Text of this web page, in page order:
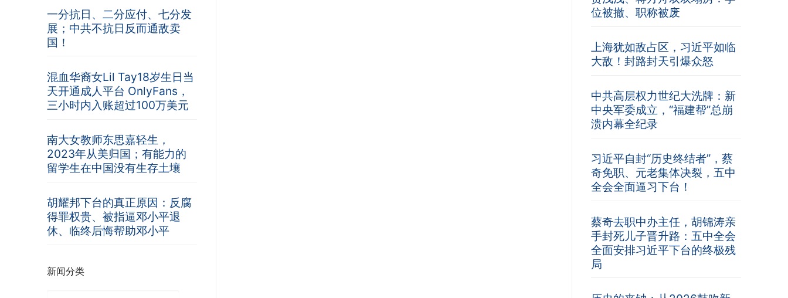
位被撤、职称被废
上海犹如敌占区，习近平如临
大敌！封路封天引爆众怒
中共高层权力世纪大洗牌：新
中央军委成立，“福建帮”总崩
溃内幕全纪录
习近平自封“历史终结者”，蔡
奇免职、元老集体决裂，五中
全会全面逼习下台！
蔡奇去职中办主任，胡锦涛亲
手封死儿子晋升路：五中全会
全面安排习近平下台的终极残
局
一分抗日、二分应付、七分发
展；中共不抗日反而通敌卖
国！
混血华裔女Lil Tay18岁生日当
天开通成人平台 OnlyFans，
三小时内入账超过100万美元
南大女教师东思嘉轻生，
2023年从美归国；有能力的
留学生在中国没有生存土壤
胡耀邦下台的真正原因：反腐
得罪权贵、被指逼邓小平退
休、临终后悔帮助邓小平
新闻分类